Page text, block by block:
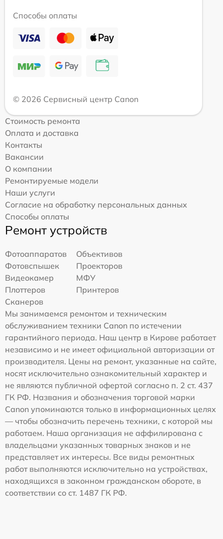
Способы оплаты
© 2026 Сервисный центр Canon
Стоимость ремонта
Оплата и доставка
Контакты
Вакансии
О компании
Ремонтируемые модели
Наши услуги
Согласие на обработку персональных данных
Способы оплаты
Ремонт устройств
Фотоаппаратов
Объективов
Фотовспышек
Проекторов
Видеокамер
МФУ
Плоттеров
Принтеров
Сканеров
Мы занимаемся ремонтом и техническим
обслуживанием техники Canon по истечении
гарантийного периода. Наш центр в Кирове работает
независимо и не имеет официальной авторизации от
производителя. Цены на ремонт, указанные на сайте,
носят исключительно ознакомительный характер и
не являются публичной офертой согласно п. 2 ст. 437
ГК РФ. Названия и обозначения торговой марки
Canon упоминаются только в информационных целях
— чтобы обозначить перечень техники, с которой мы
работаем. Наша организация не аффилирована с
владельцами указанных товарных знаков и не
представляет их интересы. Все виды ремонтных
работ выполняются исключительно на устройствах,
находящихся в законном гражданском обороте, в
соответствии со ст. 1487 ГК РФ.